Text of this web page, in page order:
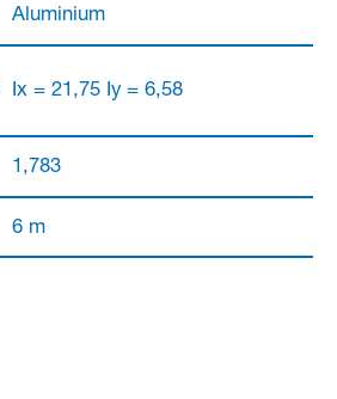
Aluminium
Ix = 21,75 Iy = 6,58
1,783
6 m